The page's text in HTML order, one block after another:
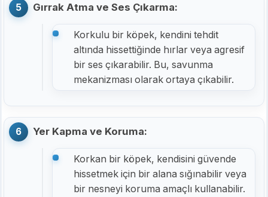
Gırrak Atma ve Ses Çıkarma:
Korkulu bir köpek, kendini tehdit
altında hissettiğinde hırlar veya agresif
bir ses çıkarabilir. Bu, savunma
mekanizması olarak ortaya çıkabilir.
Yer Kapma ve Koruma:
Korkan bir köpek, kendisini güvende
hissetmek için bir alana sığınabilir veya
bir nesneyi koruma amaçlı kullanabilir.